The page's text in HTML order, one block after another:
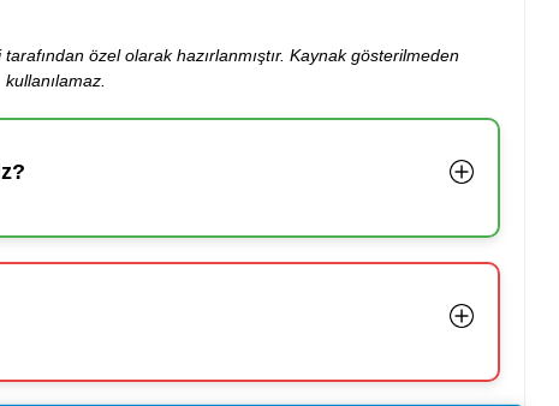
özel olarak hazırlanmıştır. Kaynak gösterilmeden
kullanılamaz.